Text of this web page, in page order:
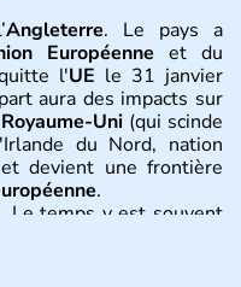
Angleterre. Le pays a
Européenne et du
l'UE le 31 janvier
aura des impacts sur
Royaume-Uni (qui scinde
du Nord, nation
devient une frontière
.
. Le temps y est souvent
: il s’agit d’un